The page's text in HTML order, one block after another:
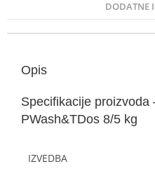
DODATNE
Opis
Specifikacije proizvoda
PWash&TDos 8/5 kg
IZVEDBA